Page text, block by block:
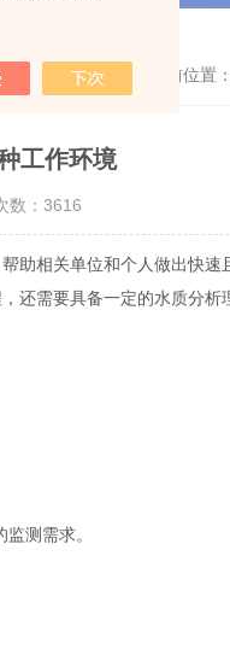
当前位置：
工作环境
数：3616
相关单位和个人做出快速
还需要具备一定的水质分
测需求。